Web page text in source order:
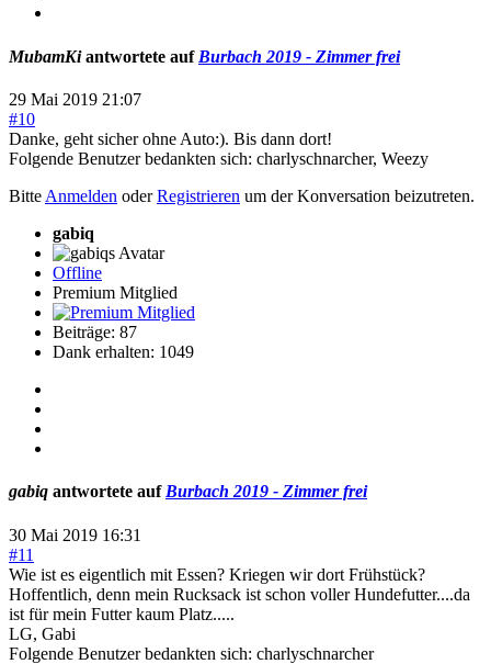
MubamKiantwortete auf Burbach 2019 - Zimmer frei
29 Mai 2019 21:07
#10
Danke, geht sicher ohne Auto:). Bis dann dort!
Folgende Benutzer bedankten sich: charlyschnarcher, Weezy
Bitte Anmelden oderRegistrieren um der Konversation beizutreten.
gabiq
Offline
Premium Mitglied
Beiträge: 87
Dank erhalten: 1049
gabiq antwortete auf Burbach 2019 - Zimmer frei
30 Mai 2019 16:31
#11
Wie ist es eigentlich mit Essen? Kriegen wir dort Frühstück?
Hoffentlich, denn mein Rucksack ist schon voller Hundefutter....da
ist für mein Futter kaum Platz.....
LG, Gabi
Folgende Benutzer bedankten sich: charlyschnarcher